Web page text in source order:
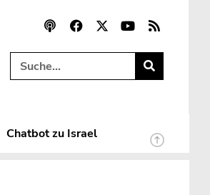
Chatbot zu Israel